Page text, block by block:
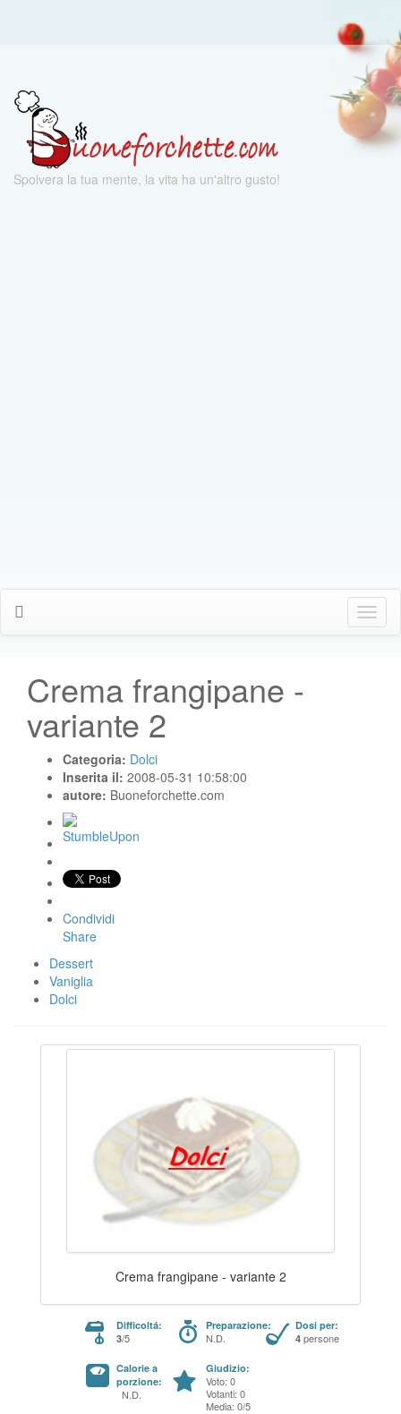
Spolvera la tua mente, la vita ha un'altro gusto!
Click
Me
Crema frangipane -
variante 2
Categoria: Dolci
Inserita il: 2008-05-31 10:58:00
autore: Buoneforchette.com
Condividi
Share
Dessert
Vaniglia
Dolci
Crema frangipane - variante 2
Difficoltá:
3/5
Preparazione:
N.D.
Dosi per:
4 persone
Calorie a
porzione:
N.D.
Giudizio:
Voto: 0
Votanti: 0
Media: 0/5